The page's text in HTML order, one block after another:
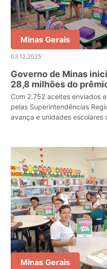
Minas Gerais
03.12.2025
Governo de Minas
28,8 milhões do
Transformação para a
Com 2.752 aceites enviados
pelas Superintendências
avança e unidades escolares
Minas Gerais